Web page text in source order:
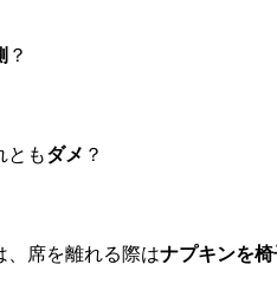
？
ともダメ ？
、席を離れる際はナプキンを椅